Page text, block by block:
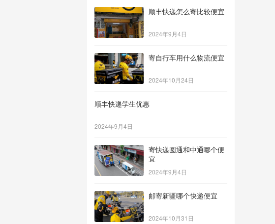
顺丰快递怎么寄比较便宜
2024年9月4日
寄自行车用什么物流便宜
2024年10月24日
顺丰快递学生优惠
2024年9月4日
寄快递圆通和中通哪个便
宜
2024年9月4日
邮寄新疆哪个快递便宜
2024年10月31日